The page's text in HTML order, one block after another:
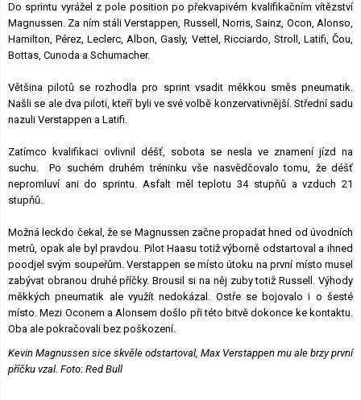
Do sprintu vyrážel z pole position po překvapivém kvalifikačním vítězství
Magnussen. Za ním stáli Verstappen, Russell, Norris, Sainz, Ocon, Alonso,
Hamilton, Pérez, Leclerc, Albon, Gasly, Vettel, Ricciardo, Stroll, Latifi, Čou,
Bottas, Cunoda a Schumacher.
Většina pilotů se rozhodla pro sprint vsadit měkkou směs pneumatik.
Našli se ale dva piloti, kteří byli ve své volbě konzervativnější. Střední sadu
nazuli Verstappen a Latifi.
Zatímco kvalifikaci ovlivnil déšť, sobota se nesla ve znamení jízd na
suchu. Po suchém druhém tréninku vše nasvědčovalo tomu, že déšť
nepromluví ani do sprintu. Asfalt měl teplotu 34 stupňů a vzduch 21
stupňů.
Možná leckdo čekal, že se Magnussen začne propadat hned od úvodních
metrů, opak ale byl pravdou. Pilot Haasu totiž výborně odstartoval a ihned
poodjel svým soupeřům. Verstappen se místo útoku na první místo musel
zabývat obranou druhé příčky. Brousil si na něj zuby totiž Russell. Výhody
měkkých pneumatik ale využít nedokázal. Ostře se bojovalo i o šesté
místo. Mezi Oconem a Alonsem došlo při této bitvě dokonce ke kontaktu.
Oba ale pokračovali bez poškození.
Kevin Magnussen sice skvěle odstartoval, Max Verstappen mu ale brzy první
příčku vzal. Foto: Red Bull